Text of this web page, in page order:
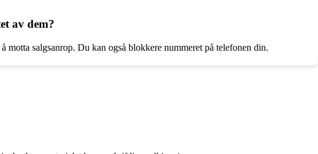
av dem?
salgsanrop. Du kan også blokkere nummeret på telefonen din.